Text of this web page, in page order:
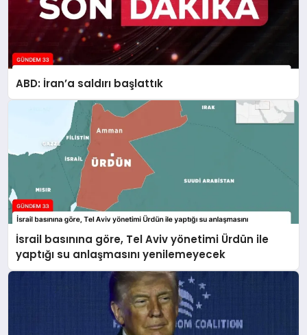
ABD: İran’a saldırı başlattık
İsrail basınına göre, Tel Aviv yönetimi Ürdün ile
yaptığı su anlaşmasını yenilemeyecek